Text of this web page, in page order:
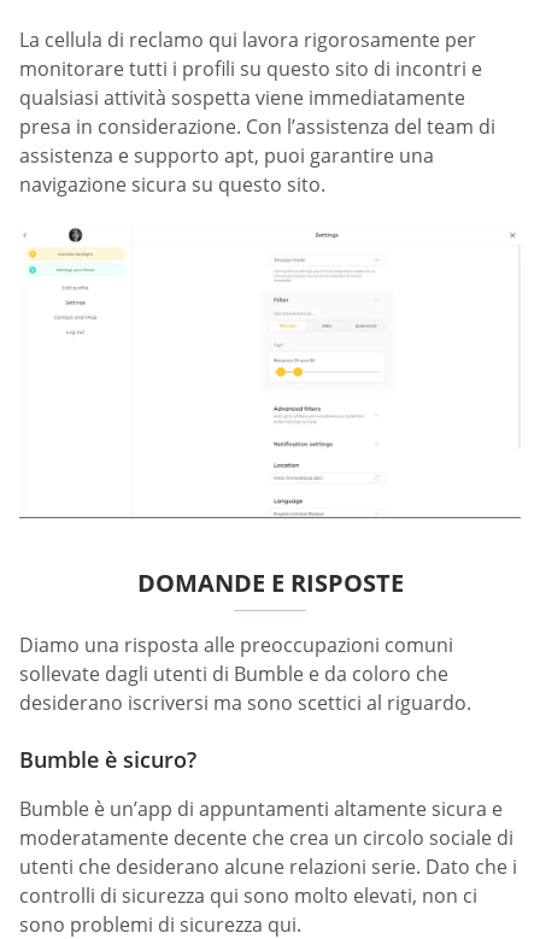
La cellula di reclamo qui lavora rigorosamente per
monitorare tutti i profili su questo sito di incontri e
qualsiasi attività sospetta viene immediatamente
presa in considerazione. Con l’assistenza del team di
assistenza e supporto apt, puoi garantire una
navigazione sicura su questo sito.
DOMANDE E RISPOSTE
Diamo una risposta alle preoccupazioni comuni
sollevate dagli utenti di Bumble e da coloro che
desiderano iscriversi ma sono scettici al riguardo.
Bumble è sicuro?
Bumble è un’app di appuntamenti altamente sicura e
moderatamente decente che crea un circolo sociale di
utenti che desiderano alcune relazioni serie. Dato che i
controlli di sicurezza qui sono molto elevati, non ci
sono problemi di sicurezza qui.